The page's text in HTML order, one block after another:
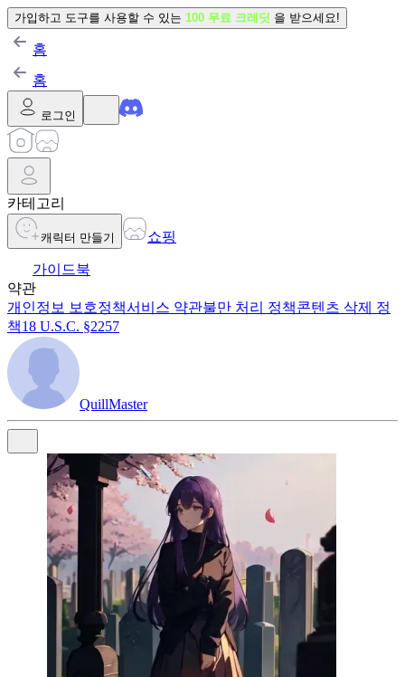
가입하고 도구를 사용할 수 있는 100 무료 크레딧 을 받으세요!
홈
홈
로그인
카테고리
캐릭터 만들기 쇼핑
가이드북
약관
개인정보 보호정책서비스 약관불만 처리 정책콘텐츠 삭제 정
책18 U.S.C. §2257
QuillMaster